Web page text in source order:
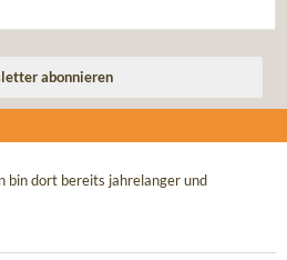
bin dort bereits jahrelanger und